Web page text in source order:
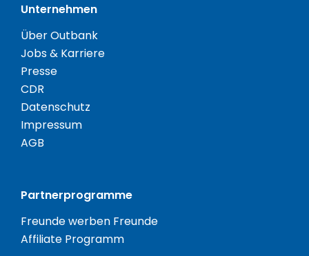
Unternehmen
Über Outbank
Jobs & Karriere
Presse
CDR
Datenschutz
Impressum
AGB
Partnerprogramme
Freunde werben Freunde
Affiliate Programm